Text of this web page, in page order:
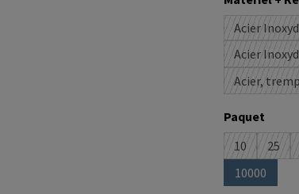
Acier
Acier
Acier,
Sélectionnez
Paquet
10
(Cette
25
10000
(Cette